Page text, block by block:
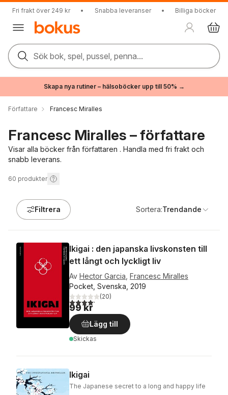
Fri frakt över 249 kr • Snabba leveranser • Billiga böcker
Sök bok, spel, pussel, penna...
Skapa nya rutiner – hälsoböcker upp till 50% →
Författare Francesc Miralles
Francesc Miralles – författare
Visar alla böcker från författaren . Handla med fri frakt och
snabb leverans.
60 produkter
Filtrera Sortera:Trendande
Ikigai : den japanska livskonsten till
ett långt och lyckligt liv
Av Hector Garcia Francesc Miralles
Pocket, Svenska, 2019
4,2utav 5 stjärnor. Totalt antal röster:
(20)
99 kr
Lägg till
Skickas
Ikigai
The Japanese secret to a long and happy life